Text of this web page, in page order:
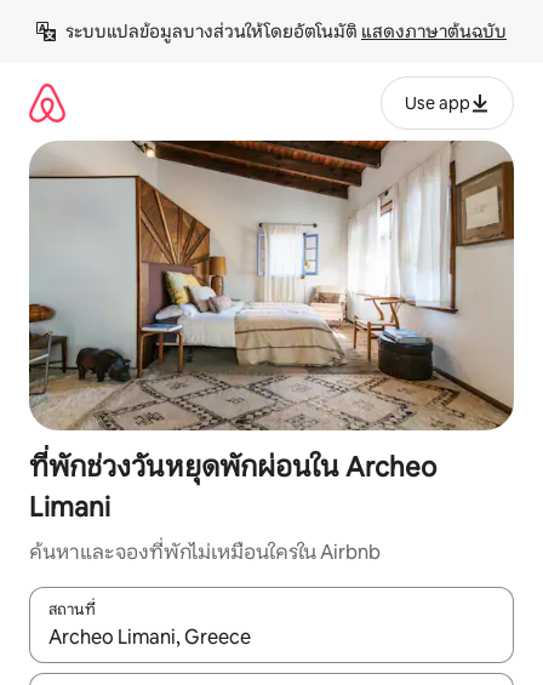
เนื้อหา
ระบบแปลข้อมูลบางส่วนให้โดยอัตโนมัติ แสดงภาษาต้นฉบับ
Use app
ที่พักช่วงวันหยุดพักผ่อนใน Archeo
Limani
ค้นหาและจองที่พักไม่เหมือนใครใน Airbnb
สถานที่
ใช้ลูกศรขึ้นลง หรือใช้การสัมผัสหรือปัด เพื่อสำรวจผลการค้นหา